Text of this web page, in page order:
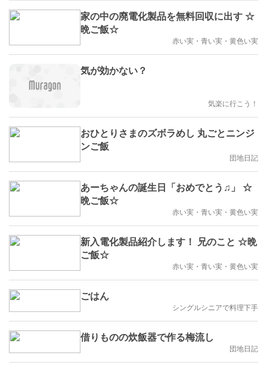
家の中の廃電化製品を無料回収に出す ☆
晩ご飯☆
赤い実・青い実・黄色い実
気が効かない？
気楽に行こう！
おひとりさまのズボラめし 丸ごとニンジ
ンご飯
団地日記
あーちゃんの誕生日「おめでとう♫」 ☆
晩ご飯☆
赤い実・青い実・黄色い実
新入電化製品紹介します！ 兄のこと ☆晩
ご飯☆
赤い実・青い実・黄色い実
ごはん
シングルシニアで料理下手
借りものの炊飯器で作る梅流し
団地日記